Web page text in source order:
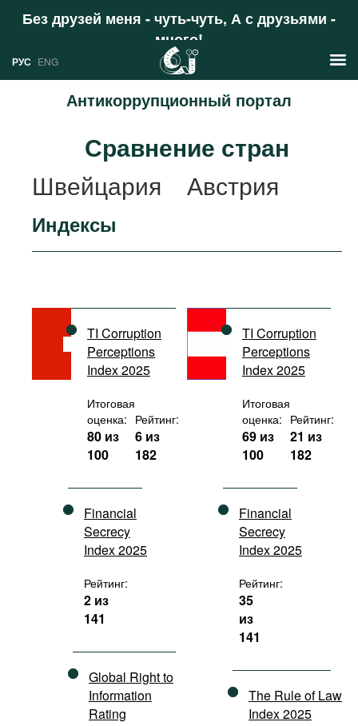
Без друзей меня - чуть-чуть, А с друзьями -
много!
Поддержать
РУС ENG
Антикоррупционный портал
Аналитика
Профили
Стран
Ресурсы
Документы международных
организаций
Фильмы
Подкасты
Книжная полка
Сравнение стран
Швейцария
Австрия
Индексы
TI Corruption
Perceptions
Index 2025
Итоговая
оценка:
80 из
100
Рейтинг:
6 из
182
Financial
Secrecy
Index 2025
Рейтинг:
2 из
141
Global Right to
Information
Rating
TI Corruption
Perceptions
Index 2025
Итоговая
оценка:
69 из
100
Рейтинг:
21 из
182
Financial
Secrecy
Index 2025
Рейтинг:
35
из
141
The Rule of Law
Index 2025